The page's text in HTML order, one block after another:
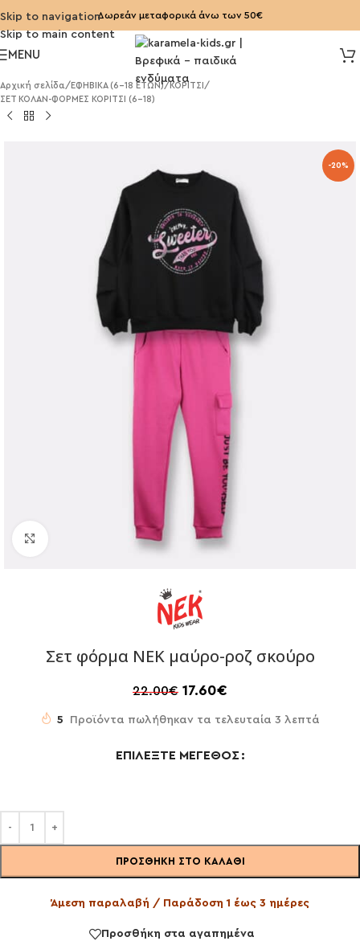
Skip to navigation
Skip to main content
Δωρεάν μεταφορικά άνω των 50€
MENU
Αρχική σελίδα/ ΕΦΗΒΙΚΑ (6-18 ΕΤΩΝ)/ ΚΟΡΙΤΣΙ /
ΣΕΤ ΚΟΛΑΝ-ΦΟΡΜΕΣ ΚΟΡΙΤΣΙ (6-18)
-20%
Σετ φόρμα ΝΕΚ μαύρο-ροζ σκούρο
22.00€ 17.60€
5 Προϊόντα πωλήθηκαν τα τελευταία 3 λεπτά
ΕΠΙΛΈΞΤΕ ΜΈΓΕΘΟΣ
ΠΡΟΣΘΉΚΗ ΣΤΟ ΚΑΛΆΘΙ
Άμεση παραλαβή / Παράδοση 1 έως 3 ημέρες
Προσθήκη στα αγαπημένα